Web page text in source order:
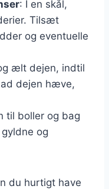
: I en skål,
Tilsæt
og eventuelle
ælt dejen, indtil
dejen hæve,
til boller og bag
og
du hurtigt have